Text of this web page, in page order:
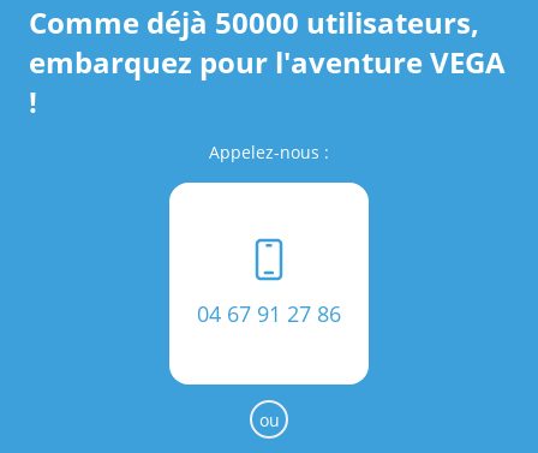
Comme déjà 50000 utilisateurs,
embarquez pour l'aventure VEGA
!
Appelez-nous :
04 67 91 27 86
ou